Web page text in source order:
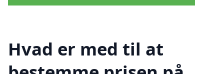
Hvad er med til at